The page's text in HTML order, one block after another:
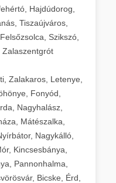
Hajdúdorog,
Tiszaújváros,
Szikszó,
Zalaszentgrót
Zalakaros, Letenye,
Fonyód,
Nagyhalász,
Mátészalka,
Nagykálló,
Kincsesbánya,
Pannonhalma,
Bicske, Érd,